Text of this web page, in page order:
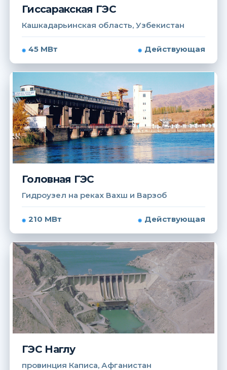
Гиссаракская ГЭС
Кашкадарьинская область, Узбекистан
45 МВт Действующая
Головная ГЭС
Гидроузел на реках Вахш и Варзоб
210 МВт Действующая
ГЭС Наглу
провинция Каписа, Афганистан